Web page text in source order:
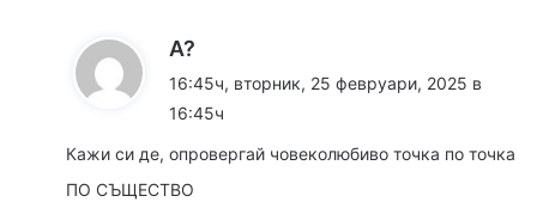
А?
а
з
:
16:45ч, вторник, 25 февруари, 2025 в
16:45ч
Кажи си де, опровергай човеколюбиво точка по точка
ПО СЪЩЕСТВО